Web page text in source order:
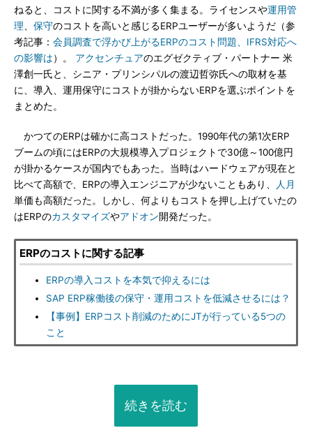
ねると、コストに関する不満が多く集まる。ライセンスや運用管
理
保守のコストを高いと感じるERPユーザーが多いようだ（参
考記事： 会員調査で浮かび上がるERPのコスト問題、IFRS対応へ
の影響は）。 アクセンチュアのエグゼクティブ・パートナー 米
澤創一氏と、シニア・プリンシパルの渡辺哲弥氏への取材を基
に、導入、運用保守にコストが掛からないERPを選ぶポイントを
まとめた。
かつてのERPは確かに高コストだった。1990年代の第1次ERP
ブームの頃にはERPの大規模導入プロジェクトで30億～100億円
が掛かるケースが国内でもあった。当時はハードウェアが現在と
比べて高額で、ERPの導入エンジニアが少ないこともあり、
人月
単価も高額だった。しかし、何よりもコストを押し上げていたの
はERPのカスタマイズやアドオン開発だった。
ERPのコストに関する記事
ERPの導入コストを本気で抑えるには
SAP ERP稼働後の保守・運用コストを低減させるには？
【事例】ERPコスト削減のためにJTが行っている5つの
こと
続きを読む